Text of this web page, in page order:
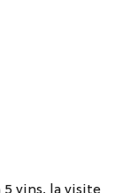
vins, la visite